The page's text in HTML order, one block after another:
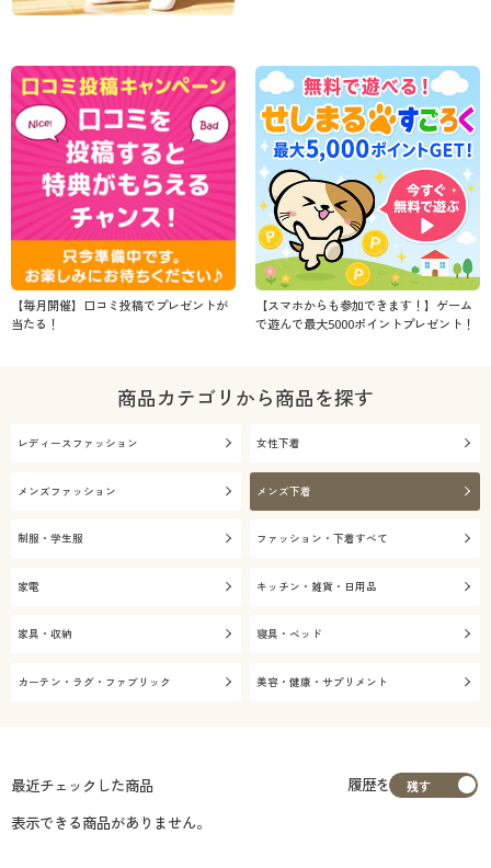
【毎月開催】口コミ投稿でプレゼントが
当たる！
【スマホからも参加できます！】ゲーム
で遊んで最大5000ポイントプレゼント！
商品カテゴリから商品を探す
レディースファッション 女性下着
メンズファッション メンズ下着
制服・学生服 ファッション・下着すべて
家電 キッチン・雑貨・日用品
家具・収納 寝具・ベッド
カーテン・ラグ・ファブリック 美容・健康・サプリメント
最近チェックした商品
履歴を
表示できる商品がありません。